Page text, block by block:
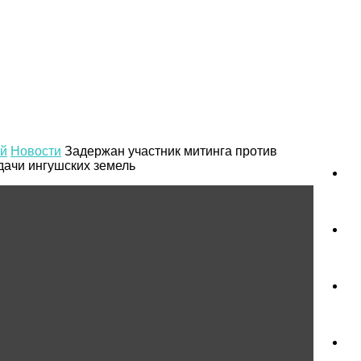
Новости Задержан участник митинга против
ингушских земель